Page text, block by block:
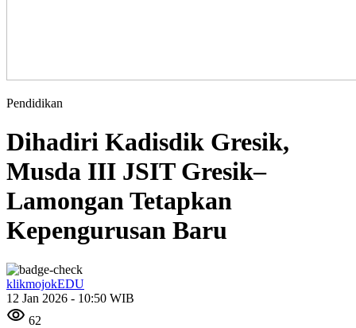
Pendidikan
Dihadiri Kadisdik Gresik,
Musda III JSIT Gresik–
Lamongan Tetapkan
Kepengurusan Baru
klikmojokEDU
12 Jan 2026 - 10:50 WIB
62